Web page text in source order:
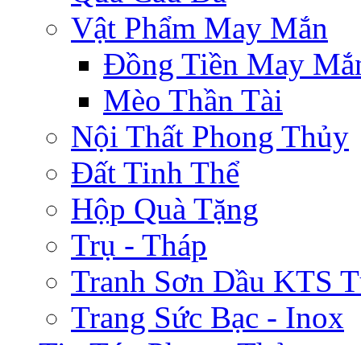
Vật Phẩm May Mắn
Đồng Tiền May
Mèo Thần Tài
Nội Thất Phong Thủy
Đất Tinh Thể
Hộp Quà Tặng
Trụ - Tháp
Tranh Sơn Dầu KTS
Trang Sức Bạc - Inox